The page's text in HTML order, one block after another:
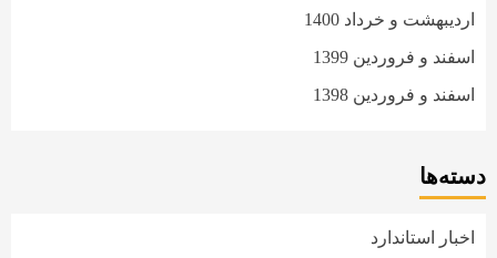
اردیبهشت و خرداد 1400
اسفند و فروردین 1399
اسفند و فروردین 1398
دسته‌ها
اخبار استاندارد